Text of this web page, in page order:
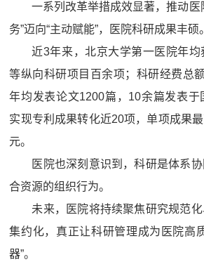
一系列改革举措成效显著，推动医
务”迈向“主动赋能”，医院科研成果丰硕。
近3年来，北京大学第一医院年
等纵向科研项目百余项；科研经费总
年均发表论文1200篇，10余篇发表于
实现专利成果转化近20项，单项成果
元。
医院也深刻意识到，科研是体系
合资源的组织行为。
未来，医院将持续聚焦研究规范
集约化，真正让科研管理成为医院高
器”。